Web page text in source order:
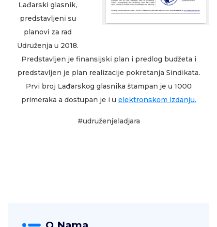
Lađarski glasnik,
predstavljeni su
planovi za rad
Udruženja u 2018.
Predstavljen je finansijski plan i predlog budžeta i
predstavljen je plan realizacije pokretanja Sindikata.
Prvi broj Lađarskog glasnika štampan je u 1000
primeraka a dostupan je i u elektronskom izdanju.
#udruženjeladjara